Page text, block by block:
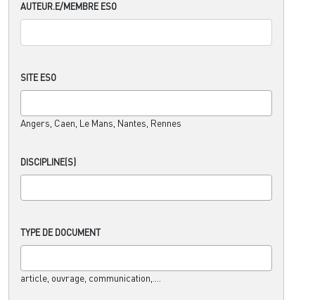
AUTEUR.E/MEMBRE ESO
SITE ESO
Angers, Caen, Le Mans, Nantes, Rennes
DISCIPLINE(S)
TYPE DE DOCUMENT
article, ouvrage, communication,....